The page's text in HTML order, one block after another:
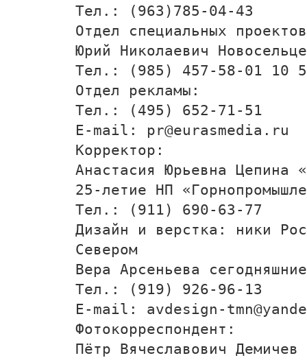
Тел.: (963)785-04-43
Отдел специальных
Юрий Николаевич
Тел.: (985) 457-58-01 10
Отдел рекламы:
Тел.: (495) 652-71-51
E-mail: pr@eurasmedia.ru
Корректор:
Анастасия Юрьевна Цепина
25-летие НП
Тел.: (911) 690-63-77
Дизайн и верстка: ники
Севером
Вера Арсеньева
Тел.: (919) 926-96-13
E-mail: avdesign-
Фотокорреспондент:
Пётр Вячеславович Демичев